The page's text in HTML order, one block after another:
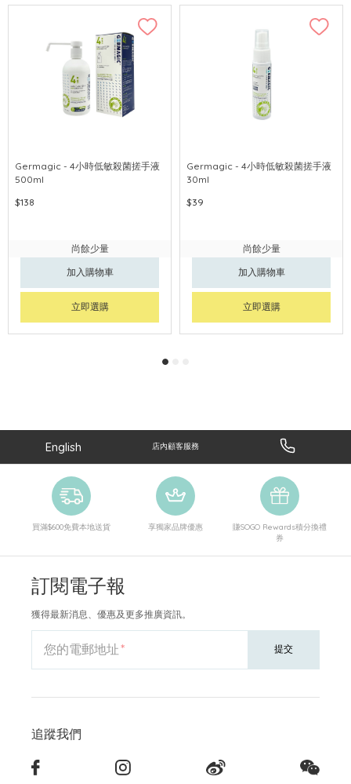
Germagic - 4小時低敏殺菌搓手液
500ml
$138
尚餘少量
加入購物車
立即選購
Germagic - 4小時低敏殺菌搓手液
30ml
$39
尚餘少量
加入購物車
立即選購
English 店內顧客服務
買滿$600免費本地送貨 享獨家品牌優惠
賺SOGO Rewards積分換禮
券
訂閱電子報
獲得最新消息、優惠及更多推廣資訊。
您的電郵地址 提交
追蹤我們